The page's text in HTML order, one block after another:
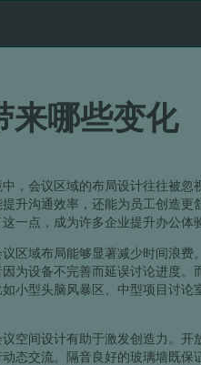
来哪些变化
，会议区域的布局设计往往被
升沟通效率，还能为员工创造
一点，成为许多企业提升办公体
区域布局能够显著减少时间浪
为设备不完善而延误讨论进度
小型头脑风暴区、中型项目讨
空间设计有助于激发创造力。
态交流。隔音良好的玻璃墙既